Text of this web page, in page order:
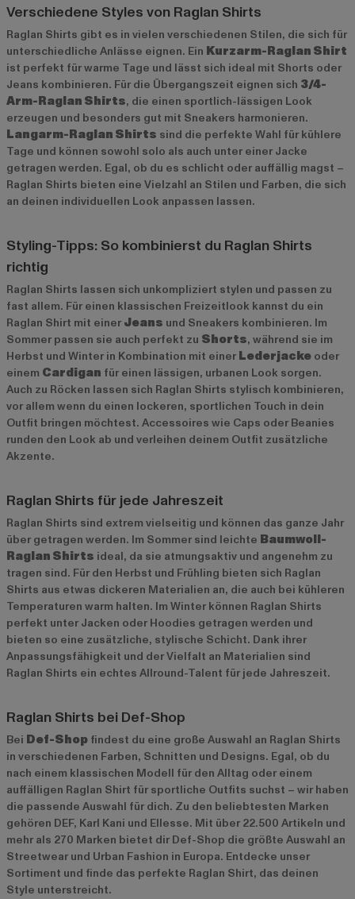
Verschiedene Styles von Raglan Shirts
Raglan Shirts gibt es in vielen verschiedenen Stilen, die sich für
unterschiedliche Anlässe eignen. Ein Kurzarm-Raglan Shirt
ist perfekt für warme Tage und lässt sich ideal mit Shorts oder
Jeans kombinieren. Für die Übergangszeit eignen sich 3/4-
Arm-Raglan Shirts, die einen sportlich-lässigen Look
erzeugen und besonders gut mit Sneakers harmonieren.
Langarm-Raglan Shirts sind die perfekte Wahl für kühlere
Tage und können sowohl solo als auch unter einer Jacke
getragen werden. Egal, ob du es schlicht oder auffällig magst –
Raglan Shirts bieten eine Vielzahl an Stilen und Farben, die sich
an deinen individuellen Look anpassen lassen.
Styling-Tipps: So kombinierst du Raglan Shirts
richtig
Raglan Shirts lassen sich unkompliziert stylen und passen zu
fast allem. Für einen klassischen Freizeitlook kannst du ein
Raglan Shirt mit einer Jeans und Sneakers kombinieren. Im
Sommer passen sie auch perfekt zu Shorts, während sie im
Herbst und Winter in Kombination mit einer Lederjacke oder
einem Cardigan für einen lässigen, urbanen Look sorgen.
Auch zu Röcken lassen sich Raglan Shirts stylisch kombinieren,
vor allem wenn du einen lockeren, sportlichen Touch in dein
Outfit bringen möchtest. Accessoires wie Caps oder Beanies
runden den Look ab und verleihen deinem Outfit zusätzliche
Akzente.
Raglan Shirts für jede Jahreszeit
Raglan Shirts sind extrem vielseitig und können das ganze Jahr
über getragen werden. Im Sommer sind leichte Baumwoll-
Raglan Shirts ideal, da sie atmungsaktiv und angenehm zu
tragen sind. Für den Herbst und Frühling bieten sich Raglan
Shirts aus etwas dickeren Materialien an, die auch bei kühleren
Temperaturen warm halten. Im Winter können Raglan Shirts
perfekt unter Jacken oder Hoodies getragen werden und
bieten so eine zusätzliche, stylische Schicht. Dank ihrer
Anpassungsfähigkeit und der Vielfalt an Materialien sind
Raglan Shirts ein echtes Allround-Talent für jede Jahreszeit.
Raglan Shirts bei Def-Shop
Bei Def-Shop findest du eine große Auswahl an Raglan Shirts
in verschiedenen Farben, Schnitten und Designs. Egal, ob du
nach einem klassischen Modell für den Alltag oder einem
auffälligen Raglan Shirt für sportliche Outfits suchst – wir haben
die passende Auswahl für dich. Zu den beliebtesten Marken
gehören DEF, Karl Kani und Ellesse. Mit über 22.500 Artikeln und
mehr als 270 Marken bietet dir Def-Shop die größte Auswahl an
Streetwear und Urban Fashion in Europa. Entdecke unser
Sortiment und finde das perfekte Raglan Shirt, das deinen
Style unterstreicht.